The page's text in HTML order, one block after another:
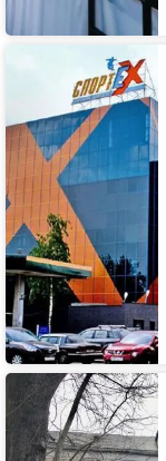
Хостел
Пастернак